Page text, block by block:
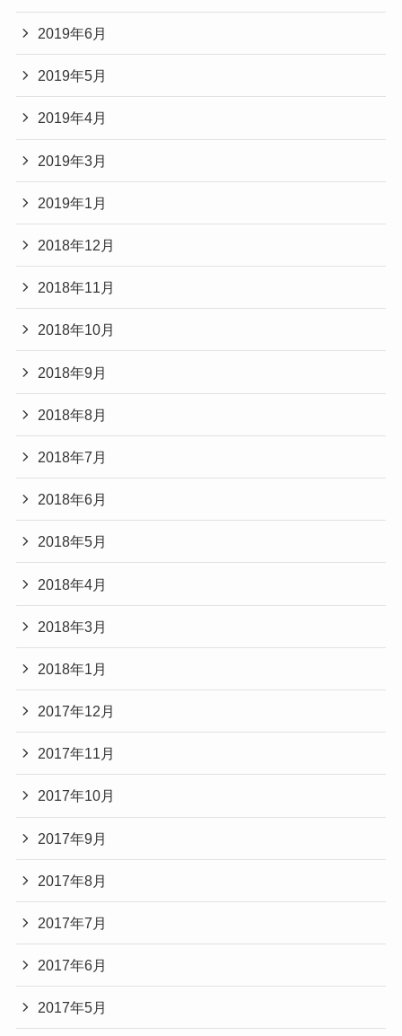
2019年6月
2019年5月
2019年4月
2019年3月
2019年1月
2018年12月
2018年11月
2018年10月
2018年9月
2018年8月
2018年7月
2018年6月
2018年5月
2018年4月
2018年3月
2018年1月
2017年12月
2017年11月
2017年10月
2017年9月
2017年8月
2017年7月
2017年6月
2017年5月